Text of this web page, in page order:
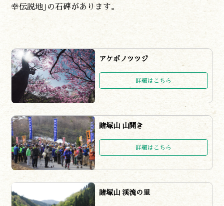
幸伝説地｣の石碑があります。
アケボノツツジ
詳細はこちら
諸塚山 山開き
詳細はこちら
諸塚山 渓流の里